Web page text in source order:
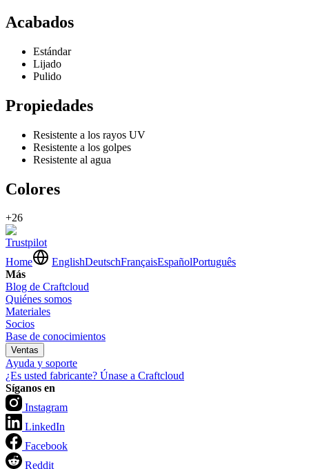
Acabados
Estándar
Lijado
Pulido
Propiedades
Resistente a los rayos UV
Resistente a los golpes
Resistente al agua
Colores
+26
Trustpilot
Home
EnglishDeutschFrançaisEspañolPortuguês
Más
Blog de Craftcloud
Quiénes somos
Materiales
Socios
Base de conocimientos
Ventas
Ayuda y soporte
¿Es usted fabricante? Únase a Craftcloud
Síganos en
Instagram
LinkedIn
Facebook
Reddit